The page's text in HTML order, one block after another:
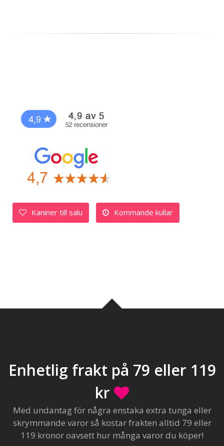
Kaniner till salu Kommande kullar
Enhetlig frakt på 79 eller 119
kr
Med undantag för några enstaka extra tunga eller
skrymmande varor så kostar frakten alltid 79 eller
119 kronor oavsett hur många varor du köper!